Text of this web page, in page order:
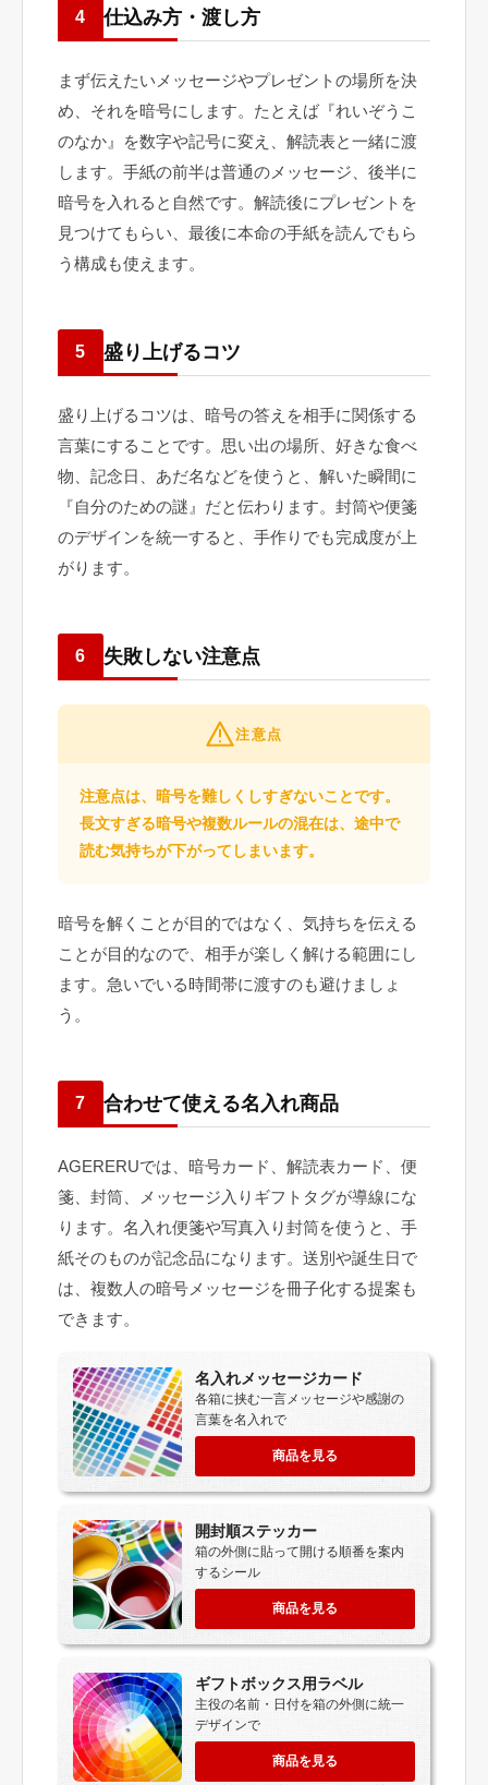
4 仕込み方・渡し方
まず伝えたいメッセージやプレゼントの場所を決
め、それを暗号にします。たとえば『れいぞうこ
のなか』を数字や記号に変え、解読表と一緒に渡
します。手紙の前半は普通のメッセージ、後半に
暗号を入れると自然です。解読後にプレゼントを
見つけてもらい、最後に本命の手紙を読んでもら
う構成も使えます。
5 盛り上げるコツ
盛り上げるコツは、暗号の答えを相手に関係する
言葉にすることです。思い出の場所、好きな食べ
物、記念日、あだ名などを使うと、解いた瞬間に
『自分のための謎』だと伝わります。封筒や便箋
のデザインを統一すると、手作りでも完成度が上
がります。
6 失敗しない注意点
注意点
注意点は、暗号を難しくしすぎないことです。
長文すぎる暗号や複数ルールの混在は、途中で
読む気持ちが下がってしまいます。
暗号を解くことが目的ではなく、気持ちを伝える
ことが目的なので、相手が楽しく解ける範囲にし
ます。急いでいる時間帯に渡すのも避けましょ
う。
7 合わせて使える名入れ商品
AGERERUでは、暗号カード、解読表カード、便
箋、封筒、メッセージ入りギフトタグが導線にな
ります。名入れ便箋や写真入り封筒を使うと、手
紙そのものが記念品になります。送別や誕生日で
は、複数人の暗号メッセージを冊子化する提案も
できます。
名入れメッセージカード
各箱に挟む一言メッセージや感謝の
言葉を名入れで
商品を見る
開封順ステッカー
箱の外側に貼って開ける順番を案内
するシール
商品を見る
ギフトボックス用ラベル
主役の名前・日付を箱の外側に統一
デザインで
商品を見る